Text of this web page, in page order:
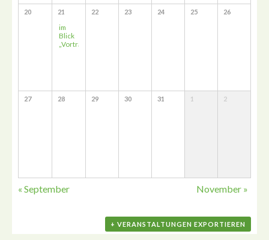
20 21
im
Blick
„Vortrag“
22 23 24 25 26
27 28 29 30 31 1 2
« September November »
+ VERANSTALTUNGEN EXPORTIEREN